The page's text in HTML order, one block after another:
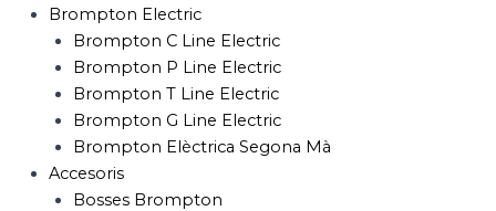
Brompton Electric
Brompton C Line Electric
Brompton P Line Electric
Brompton T Line Electric
Brompton G Line Electric
Brompton Elèctrica Segona Mà
Accesoris
Bosses Brompton